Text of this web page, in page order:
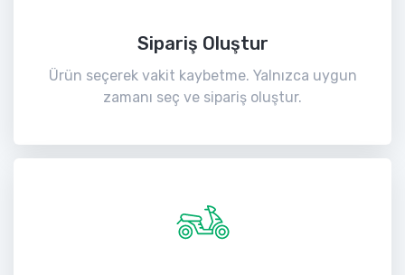
Sipariş Oluştur
Ürün seçerek vakit kaybetme. Yalnızca uygun
zamanı seç ve sipariş oluştur.